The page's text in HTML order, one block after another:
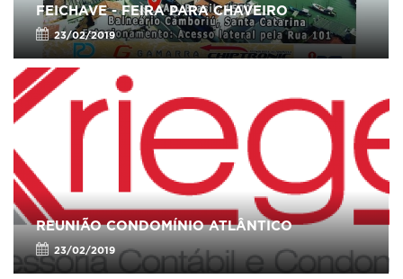
FEICHAVE - FEIRA PARA CHAVEIRO
23/02/2019
REUNIÃO CONDOMÍNIO ATLÂNTICO
23/02/2019